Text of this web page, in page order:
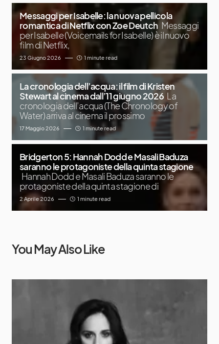
Messaggi per Isabelle: la nuova pellicola
romantica di Netflix con Zoe Deutch Messaggi
per Isabelle (Voicemails for Isabelle) è il nuovo
film di Netflix,
23 Giugno 2026 1 minute read
La cronologia dell’acqua: il film di Kristen
Stewart al cinema dall’11 giugno 2026 La
cronologia dell’acqua (The Chronology of
Water) arriva al cinema il prossimo
17 Maggio 2026 1 minute read
Bridgerton 5: Hannah Dodd e Masali Baduza
saranno le protagoniste della quinta stagione
Hannah Dodd e Masali Baduza saranno le
protagoniste della quinta stagione di
2 Aprile 2026 1 minute read
You May Also Like